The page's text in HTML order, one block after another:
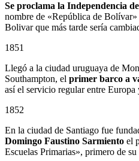
Se proclama la Independencia
nombre de «República de
Bolivar que más tarde sería
1851
Llegó a la ciudad uruguaya de
Southampton, el primer barco a
así el servicio regular entre Europa
1852
En la ciudad de Santiago fue
Domingo Faustino Sarmiento el
Escuelas Primarias», primero de